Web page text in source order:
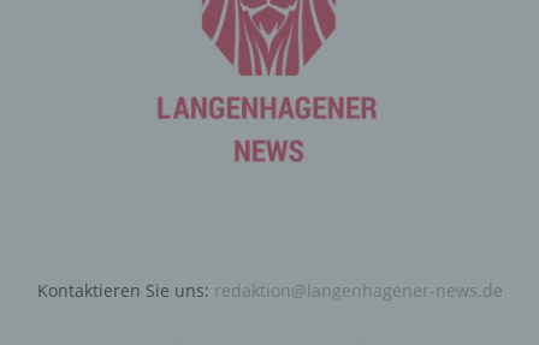
Kontaktieren Sie uns: redaktion@langenhagener-news.de
automatisiertes System eine Reihe von allgemeinen
Daten und Informationen. Diese allgemeinen Daten und
Informationen werden in den Logfiles des Servers
Browsertypen und Versionen, (2) das vom zugreifenden
System verwendete Betriebssystem, (3) die
Internetseite, (6) eine Internet-Protokoll-Adresse (IP-